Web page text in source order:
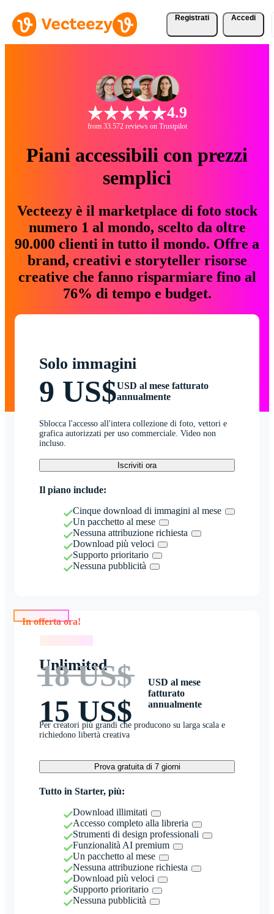
Registrati Accedi
4.9
from 33.572 reviews on Trustpilot
Piani accessibili con prezzi
semplici
Vecteezy è il marketplace di foto stock
numero 1 al mondo, scelto da oltre
90.000 clienti in tutto il mondo. Offre a
brand, creativi e storyteller risorse
creative che fanno risparmiare fino al
76% di tempo e budget.
Solo immagini
9 US$USD al mese fatturato
annualmente
Sblocca l'accesso all'intera collezione di foto, vettori e
grafica autorizzati per uso commerciale. Video non
incluso.
Iscriviti ora
Il piano include:
Cinque download di immagini al mese
Un pacchetto al mese
Nessuna attribuzione richiesta
Download più veloci
Supporto prioritario
Nessuna pubblicità
Unlimited
18 US$
15 US$
USD al mese
fatturato
annualmente
Per creatori più grandi che producono su larga scala e
richiedono libertà creativa
Prova gratuita di 7 giorni
Tutto in Starter, più:
Download illimitati
Accesso completo alla libreria
Strumenti di design professionali
Funzionalità AI premium
Un pacchetto al mese
Nessuna attribuzione richiesta
Download più veloci
Supporto prioritario
Nessuna pubblicità